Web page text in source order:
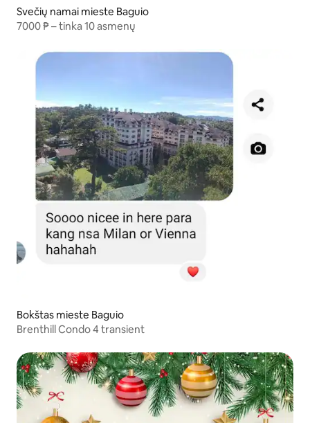
Svečių namai mieste Baguio
7000 ₱ – tinka 10 asmenų
Bokštas mieste Baguio
Brenthill Condo 4 transient